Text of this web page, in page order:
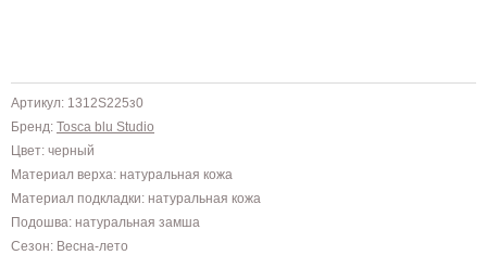
Артикул: 1312S225з0
Бренд: Tosca blu Studio
Цвет: черный
Материал верха: натуральная кожа
Материал подкладки: натуральная кожа
Подошва: натуральная замша
Сезон: Весна-лето